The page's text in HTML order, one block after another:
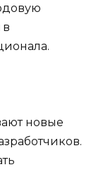
в
новые